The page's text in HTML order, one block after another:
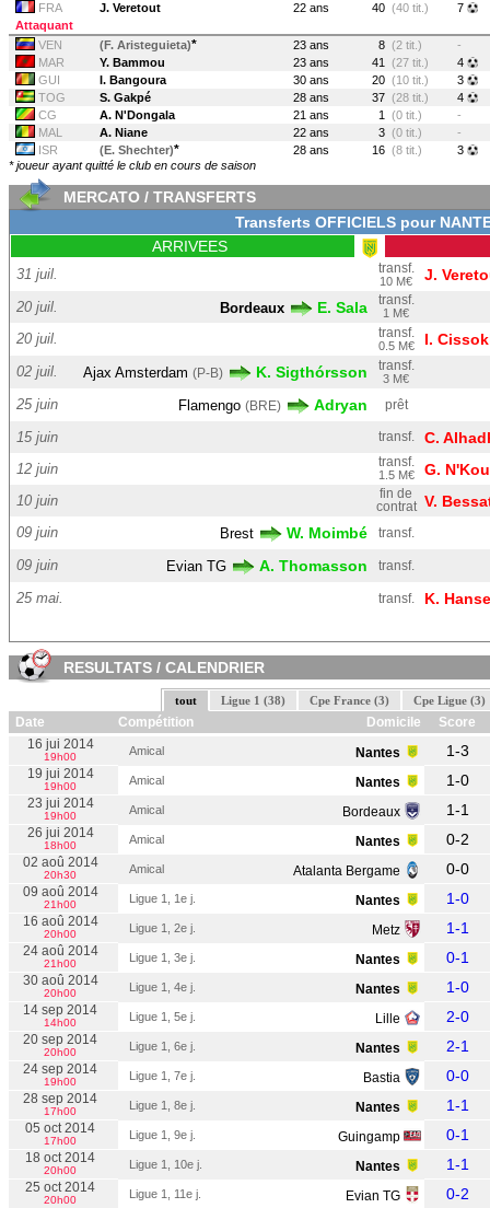
FRA
J. Veretout 22 ans 40 (40 tit.)
7
Attaquant
VEN
(F. Aristeguieta)* 23 ans 8 (2 tit.)
-
MAR
Y. Bammou 23 ans 41 (27 tit.)
4
GUI
I. Bangoura 30 ans 20 (10 tit.)
3
TOG
S. Gakpé 28 ans 37 (28 tit.)
4
CG
A. N'Dongala 21 ans 1 (0 tit.)
-
MAL
A. Niane 22 ans 3 (0 tit.)
-
ISR
(E. Shechter)* 28 ans 16 (8 tit.)
3
* joueur ayant quitté le club en cours de saison
MERCATO / TRANSFERTS
Transferts OFFICIELS pour
ARRIVEES
31 juil. transf.
10 M€ J.
20 juil. Bordeaux E. Sala transf.
1 M€
20 juil. transf.
0.5 M€ I.
02 juil. Ajax Amsterdam (P-B) K. Sigthórsson transf.
3 M€
25 juin Flamengo (BRE) Adryan prêt
15 juin transf. C.
12 juin transf.
1.5 M€ G.
10 juin
fin de
contrat V.
09 juin Brest W. Moimbé transf.
09 juin Evian TG A. Thomasson transf.
25 mai. transf. K.
RESULTATS / CALENDRIER
tout Ligue 1 (38) Cpe France (3) Cpe Ligue (3)
Date Compétition Domicile
Score
16 jui 2014
19h00 Amical Nantes 1-3
19 jui 2014
19h00 Amical Nantes 1-0
23 jui 2014
19h00 Amical Bordeaux 1-1
26 jui 2014
18h00 Amical Nantes 0-2
02 aoû 2014
20h30 Amical Atalanta Bergame 0-0
09 aoû 2014
21h00 Ligue 1, 1e j. Nantes 1-0
16 aoû 2014
20h00 Ligue 1, 2e j. Metz 1-1
24 aoû 2014
21h00 Ligue 1, 3e j. Nantes 0-1
30 aoû 2014
20h00 Ligue 1, 4e j. Nantes 1-0
14 sep 2014
14h00 Ligue 1, 5e j. Lille 2-0
20 sep 2014
20h00 Ligue 1, 6e j. Nantes 2-1
24 sep 2014
19h00 Ligue 1, 7e j. Bastia 0-0
28 sep 2014
17h00 Ligue 1, 8e j. Nantes 1-1
05 oct 2014
17h00 Ligue 1, 9e j. Guingamp 0-1
18 oct 2014
20h00 Ligue 1, 10e j. Nantes 1-1
25 oct 2014
20h00 Ligue 1, 11e j. Evian TG 0-2